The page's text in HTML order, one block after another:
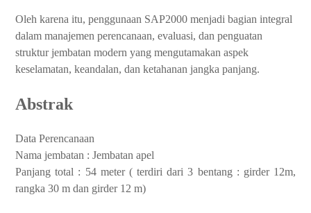
Oleh karena itu, penggunaan SAP2000 menjadi bagian integral
dalam manajemen perencanaan, evaluasi, dan penguatan
struktur jembatan modern yang mengutamakan aspek
keselamatan, keandalan, dan ketahanan jangka panjang.
Abstrak
Data Perencanaan
Nama jembatan : Jembatan apel
Panjang total : 54 meter ( terdiri dari 3 bentang : girder 12m,
rangka 30 m dan girder 12 m)